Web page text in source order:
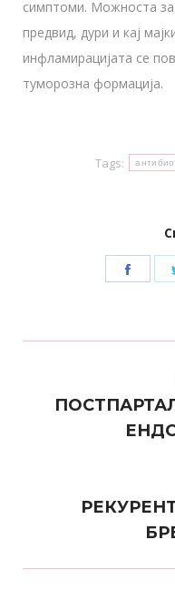
симптоми. Можноста
предвид, дури и кај
инфламирацијата се
туморозна формација.
Tags:
Share